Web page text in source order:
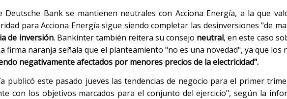
Bank se mantienen neutrales con Acciona Energía, a la que
para Acciona Energía sigue siendo completar las desinversiones "de
de inversión. Bankinter también reitera su consejo neutral, en este caso
firma naranja señala que el planteamiento "no es una novedad", ya que los
negativamente afectados por menores precios de la electricidad".
publicó este pasado jueves las tendencias de negocio para el primer
con los objetivos marcados para el conjunto del ejercicio", según la